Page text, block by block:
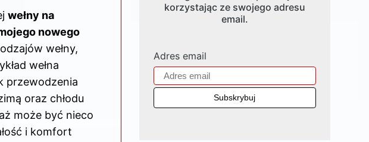
wełny na
nowego
wełny,
wełna
przewodzenia
oraz chłodu
może być nieco
i komfort
korzystając ze swojego adresu
email.
Adres email